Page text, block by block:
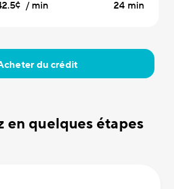
/ min 24 min
du crédit
en quelques étapes